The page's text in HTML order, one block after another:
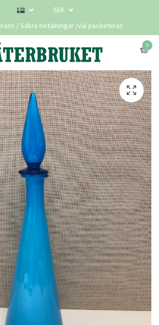
SEK
/ Säkra betalningar /väl packeterat
0